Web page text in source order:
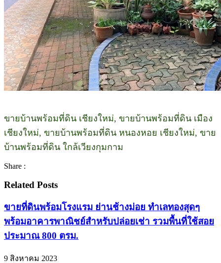
ขายบ้านพร้อมที่ดิน เชียงใหม่, ขายบ้านพร้อมที่ดิน เมือง
เชียงใหม่, ขายบ้านพร้อมที่ดิน หนองหอย เชียงใหม่, ขาย
บ้านพร้อมที่ดิน ใกล้เวียงกุมกาม
Share :
Related Posts
ขายที่ดินพร้อมโรงแรม ย่านช้างม่อย ทำเลทองสุดๆ
พร้อมอาคารพาณิชย์สำหรับปล่อยเช่า รวมพื้นที่ใช้สอย
ประมาณ 800 ตรม.
9 สิงหาคม 2023